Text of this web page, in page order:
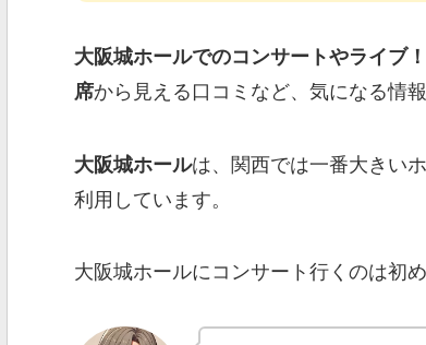
大阪城ホールでのコンサートやライブ
席から見える口コミなど、気になる情
大阪城ホールは、関西では一番大きい
利用しています。
大阪城ホールにコンサート行くのは初め